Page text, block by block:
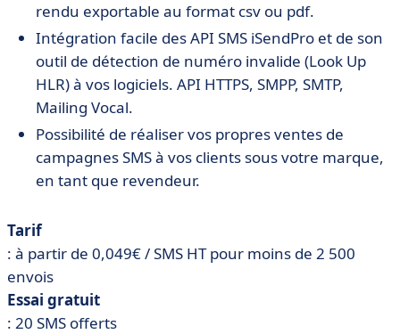
rendu exportable au format csv ou pdf.
Intégration facile des API SMS iSendPro et de son
outil de détection de numéro invalide (Look Up
HLR) à vos logiciels. API HTTPS, SMPP, SMTP,
Mailing Vocal.
Possibilité de réaliser vos propres ventes de
campagnes SMS à vos clients sous votre marque,
en tant que revendeur.
Tarif
: à partir de 0,049€ / SMS HT pour moins de 2 500
envois
Essai gratuit
: 20 SMS offerts